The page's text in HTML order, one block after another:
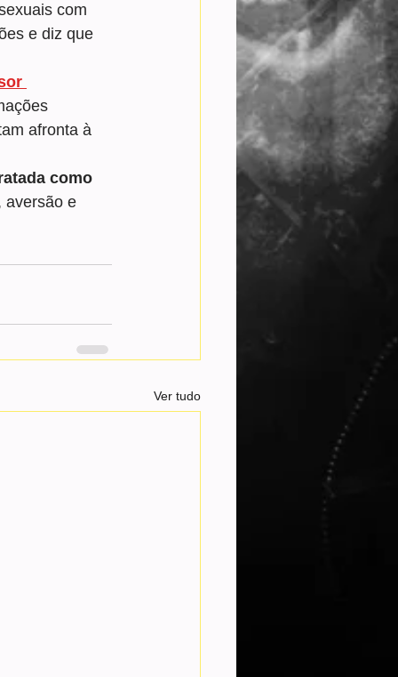
com
e diz que
afronta à
como
aversão e
Ver tudo